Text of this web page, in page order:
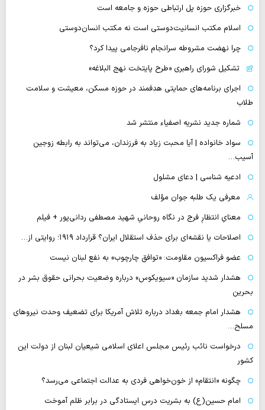
خبرگزاری حوزه پل ارتباطی حوزه و جامعه است
اسلام مکتب انسانیت‌دوستی است نه مکتب انسان‌دوستی
چرا نهضت مشروطه سرانجام نافرجامی پیدا کرد؟
تشکیل شورای راهبری «طرح پایتخت نهج البلاغه»
اجرای برنامه‌های حمایتی هدفمند در حوزه مسکن، معیشت و سلامت
طلاب
شماره جدید نشریه اصفیاء منتشر شد
سواد خانواده | آیا محبت زیاد به فرزندان، می‌تواند به رابطه زوجین
آسیب…
ادعیه شناسی | دعای مشلول
معرفی یک طلبه جوان مؤلف
معنایِ انتظارِ فرج در نگاه روحانیِ شهید مصطفی ردانی‌پور + فیلم
اصلاحات یا نقشه‌ای برای حذف استقلال ایران؟ قرارداد ۱۹۱۹؛ روایتی از…
عضو فراکسیون مقاومت: «توافق چارچوب» به نفع لبنان نیست
هشدار شدید سازمان «سیویکوس» درباره وضعیت بحرانی حقوق بشر در
بحرین
هشدار امام جمعه بغداد درباره تلاش آمریکا برای تضعیف وحدت نیروهای
مسلح…
درخواست نائب رئیس مجلس اعلای اسلامی شیعیان لبنان از دولت این
کشور
چگونه «انتقام» از خون‌خواهی فردی به عدالت اجتماعی می‌رسد؟
امام حسین(ع) به بشریت درس ایستادگی در برابر ظلم آموخت